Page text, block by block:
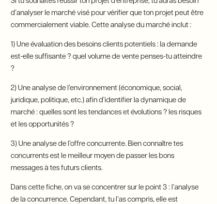
d’analyser le marché visé pour vérifier que ton projet peut être
commercialement viable. Cette analyse du marché inclut :
1) Une évaluation des besoins clients potentiels : la demande
est-elle suffisante ? quel volume de vente penses-tu atteindre
?
2) Une analyse de l’environnement (économique, social,
juridique, politique, etc.) afin d’identifier la dynamique de
marché : quelles sont les tendances et évolutions ? les risques
et les opportunités ?
3) Une analyse de l’offre concurrente. Bien connaître tes
concurrents est le meilleur moyen de passer les bons
messages à tes futurs clients.
Dans cette fiche, on va se concentrer sur le point 3 : l’analyse
de la concurrence. Cependant, tu l’as compris, elle est